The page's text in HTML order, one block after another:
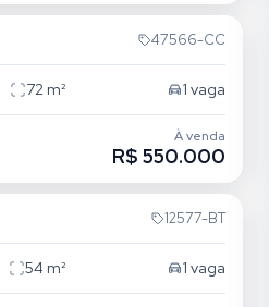
47566-CC
72m² 1 vaga
À venda
R$ 550.000
12577-BT
54 m² 1 vaga